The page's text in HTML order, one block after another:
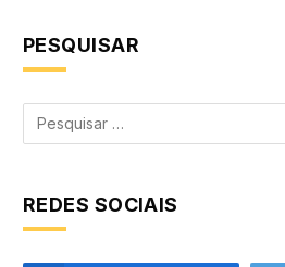
PESQUISAR
REDES SOCIAIS